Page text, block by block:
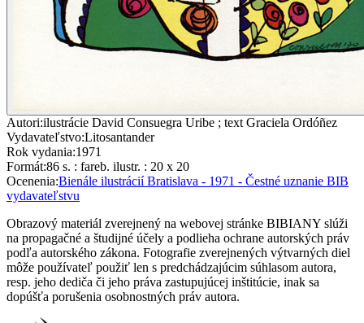
Autori:ilustrácie David Consuegra Uribe ; text Graciela Ordóñez
Vydavateľstvo:Litosantander
Rok vydania:1971
Formát:86 s. : fareb. ilustr. : 20 x 20
Ocenenia:Bienále ilustrácií Bratislava - 1971 - Čestné uznanie BIB
vydavateľstvu
Obrazový materiál zverejnený na webovej stránke BIBIANY slúži
na propagačné a študijné účely a podlieha ochrane autorských práv
podľa autorského zákona. Fotografie zverejnených výtvarných diel
môže používateľ použiť len s predchádzajúcim súhlasom autora,
resp. jeho dediča či jeho práva zastupujúcej inštitúcie, inak sa
dopúšťa porušenia osobnostných práv autora.